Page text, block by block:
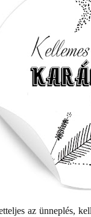
az ünneplés,